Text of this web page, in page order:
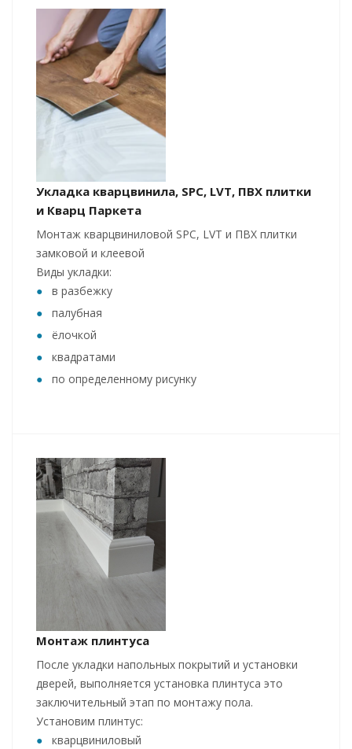
Укладка кварцвинила, SPC, LVT, ПВХ плитки
и Кварц Паркета
Монтаж кварцвиниловой SPC, LVT и ПВХ плитки
замковой и клеевой
Виды укладки:
в разбежку
палубная
ёлочкой
квадратами
по определенному рисунку
Монтаж плинтуса
После укладки напольных покрытий и установки
дверей, выполняется установка плинтуса это
заключительный этап по монтажу пола.
Установим плинтус:
кварцвиниловый